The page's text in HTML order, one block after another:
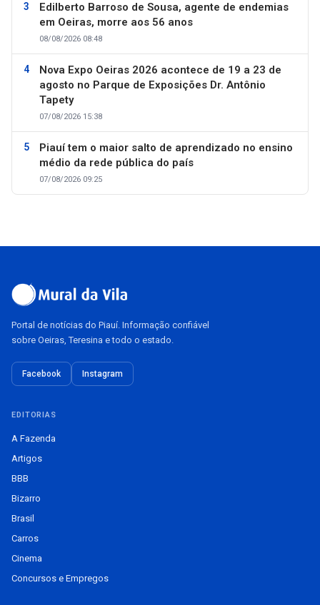
Edilberto Barroso de Sousa, agente de endemias
em Oeiras, morre aos 56 anos
08/08/2026 08:48
Nova Expo Oeiras 2026 acontece de 19 a 23 de
agosto no Parque de Exposições Dr. Antônio
Tapety
07/08/2026 15:38
Piauí tem o maior salto de aprendizado no ensino
médio da rede pública do país
07/08/2026 09:25
Portal de notícias do Piauí. Informação confiável
sobre Oeiras, Teresina e todo o estado.
Facebook Instagram
EDITORIAS
A Fazenda
Artigos
BBB
Bizarro
Brasil
Carros
Cinema
Concursos e Empregos